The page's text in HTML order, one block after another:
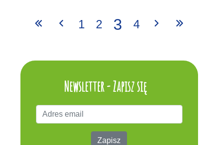
1 2 3 4
Newsletter - Zapisz się
Zapisz